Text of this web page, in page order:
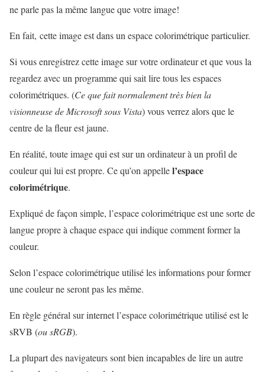
ne parle pas la même langue que votre image!
En fait, cette image est dans un espace colorimétrique particulier.
Si vous enregistrez cette image sur votre ordinateur et que vous la
regardez avec un programme qui sait lire tous les espaces
colorimétriques. (Ce que fait normalement très bien la
visionneuse de Microsoft sous Vista) vous verrez alors que le
centre de la fleur est jaune.
En réalité, toute image qui est sur un ordinateur à un profil de
couleur qui lui est propre. Ce qu’on appellel’espace
colorimétrique.
Expliqué de façon simple, l’espace colorimétrique est une sorte de
langue propre à chaque espace qui indique comment former la
couleur.
Selon l’espace colorimétrique utilisé les informations pour former
une couleur ne seront pas les même.
En règle général sur internet l’espace colorimétrique utilisé est le
sRVB (ou sRGB).
La plupart des navigateurs sont bien incapables de lire un autre